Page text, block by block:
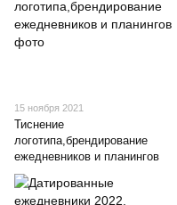
15 ноября 2021
Тиснение
логотипа,брендирование
ежедневников и планингов